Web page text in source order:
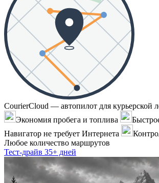
CourierCloud — автопилот для курьерской
Экономия пробега и топлива
Навигатор не требует Интернета
Любое количество маршрутов
Тест-драйв 35+ дней